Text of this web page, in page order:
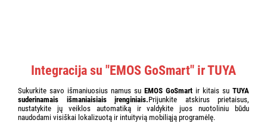
Integracija su "EMOS GoSmart" ir TUYA
Sukurkite savo išmaniuosius namus su EMOS GoSmart ir kitais su TUYA
suderinamais išmaniaisiais įrenginiais.Prijunkite atskirus prietaisus,
nustatykite jų veiklos automatiką ir valdykite juos nuotoliniu būdu
naudodami visiškai lokalizuotą ir intuityvią mobiliąją programėlę.